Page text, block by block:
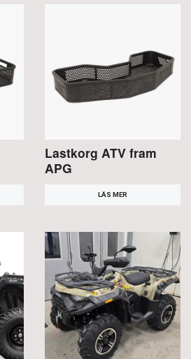
Lastkorg ATV fram
APG
LÄS MER